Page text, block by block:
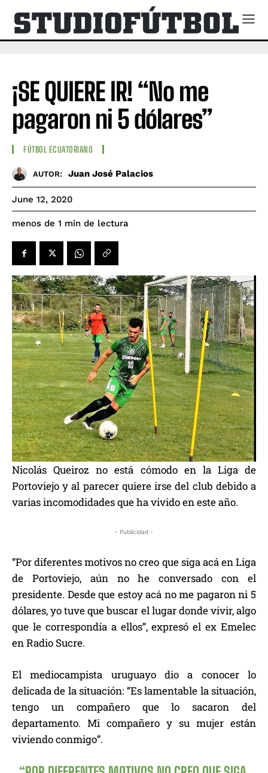
¡SE QUIERE IR! “No me
pagaron ni 5 dólares”
FÚTBOL ECUATORIANO
AUTOR: Juan José Palacios
June 12, 2020
menos de 1 min de lectura
Nicolás Queiroz no está cómodo en la Liga de
Portoviejo y al parecer quiere irse del club debido a
varias incomodidades que ha vivido en este año.
- Publicidad -
“Por diferentes motivos no creo que siga acá en Liga
de Portoviejo, aún no he conversado con el
presidente. Desde que estoy acá no me pagaron ni 5
dólares, yo tuve que buscar el lugar donde vivir, algo
que le correspondía a ellos”, expresó el ex Emelec
en Radio Sucre.
El mediocampista uruguayo dio a conocer lo
delicada de la situación: “Es lamentable la situación,
tengo un compañero que lo sacaron del
departamento. Mi compañero y su mujer están
viviendo conmigo”.